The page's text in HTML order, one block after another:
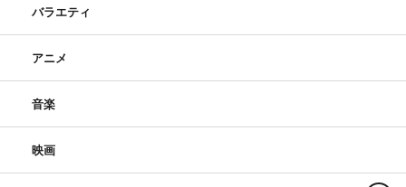
バラエティ
アニメ
音楽
映画